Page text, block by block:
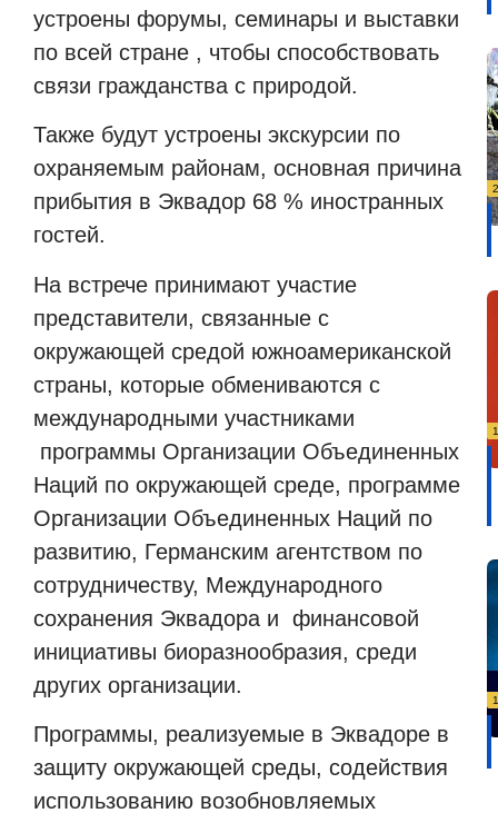
устроены форумы, семинары и выставки
по всей стране , чтобы способствовать
связи гражданства с природой.
Также будут устроены экскурсии по
охраняемым районам, основная причина
прибытия в Эквадор 68 % иностранных
гостей.
На встрече принимают участие
представители, связанные с
окружающей средой южноамериканской
страны, которые обмениваются с
международными участниками
программы Организации Объединенных
Наций по окружающей среде, программе
Организации Объединенных Наций по
развитию, Германским агентством по
сотрудничеству, Международного
сохранения Эквадора и финансовой
инициативы биоразнообразия, среди
других организации.
Программы, реализуемые в Эквадоре в
защиту окружающей среды, содействия
использованию возобновляемых